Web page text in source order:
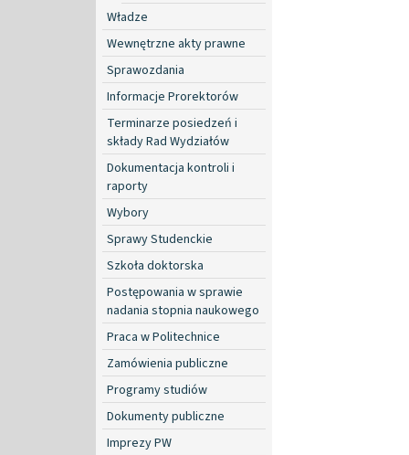
Władze
Wewnętrzne akty prawne
Sprawozdania
Informacje Prorektorów
Terminarze posiedzeń i
składy Rad Wydziałów
Dokumentacja kontroli i
raporty
Wybory
Sprawy Studenckie
Szkoła doktorska
Postępowania w sprawie
nadania stopnia naukowego
Praca w Politechnice
Zamówienia publiczne
Programy studiów
Dokumenty publiczne
Imprezy PW